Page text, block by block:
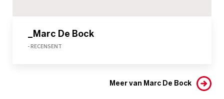
_Marc De Bock
- RECENSENT
Meer van Marc De Bock